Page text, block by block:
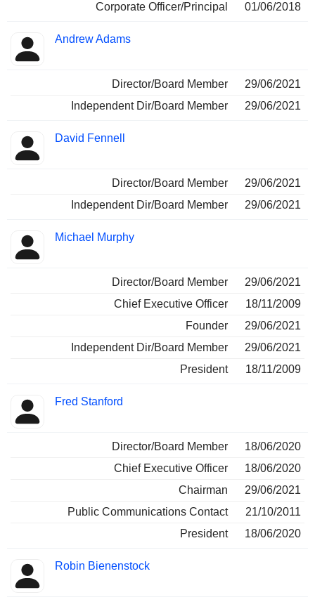
Corporate Officer/Principal
01/06/2018
Andrew Adams
Director/Board Member
29/06/2021
Independent Dir/Board Member
29/06/2021
David Fennell
Director/Board Member
29/06/2021
Independent Dir/Board Member
29/06/2021
Michael Murphy
Director/Board Member
29/06/2021
Chief Executive Officer
18/11/2009
Founder
29/06/2021
Independent Dir/Board Member
29/06/2021
President
18/11/2009
Fred Stanford
Director/Board Member
18/06/2020
Chief Executive Officer
18/06/2020
Chairman
29/06/2021
Public Communications Contact
21/10/2011
President
18/06/2020
Robin Bienenstock